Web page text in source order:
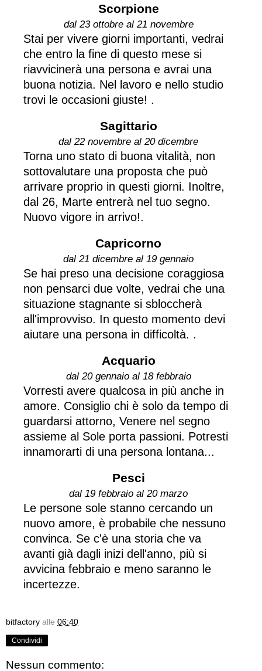
Scorpione
dal 23 ottobre al 21 novembre
Stai per vivere giorni importanti, vedrai
che entro la fine di questo mese si
riavvicinerà una persona e avrai una
buona notizia. Nel lavoro e nello studio
trovi le occasioni giuste! .
Sagittario
dal 22 novembre al 20 dicembre
Torna uno stato di buona vitalità, non
sottovalutare una proposta che può
arrivare proprio in questi giorni. Inoltre,
dal 26, Marte entrerà nel tuo segno.
Nuovo vigore in arrivo!.
Capricorno
dal 21 dicembre al 19 gennaio
Se hai preso una decisione coraggiosa
non pensarci due volte, vedrai che una
situazione stagnante si sbloccherà
all'improvviso. In questo momento devi
aiutare una persona in difficoltà. .
Acquario
dal 20 gennaio al 18 febbraio
Vorresti avere qualcosa in più anche in
amore. Consiglio chi è solo da tempo di
guardarsi attorno, Venere nel segno
assieme al Sole porta passioni. Potresti
innamorarti di una persona lontana...
Pesci
dal 19 febbraio al 20 marzo
Le persone sole stanno cercando un
nuovo amore, è probabile che nessuno
convinca. Se c'è una storia che va
avanti già dagli inizi dell'anno, più si
avvicina febbraio e meno saranno le
incertezze.
bitfactory alle 06:40
Condividi
Nessun commento: